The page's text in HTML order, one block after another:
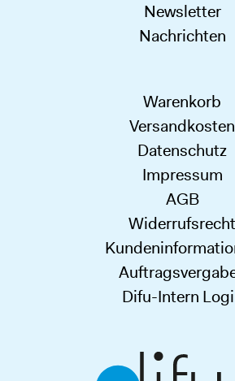
Newsletter
Nachrichten
Warenkorb
Versandkosten
Datenschutz
Impressum
AGB
Widerrufsrecht
Difu-Intern